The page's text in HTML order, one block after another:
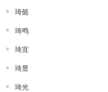
琦懿
琦鸣
琦宜
琦昱
琦光